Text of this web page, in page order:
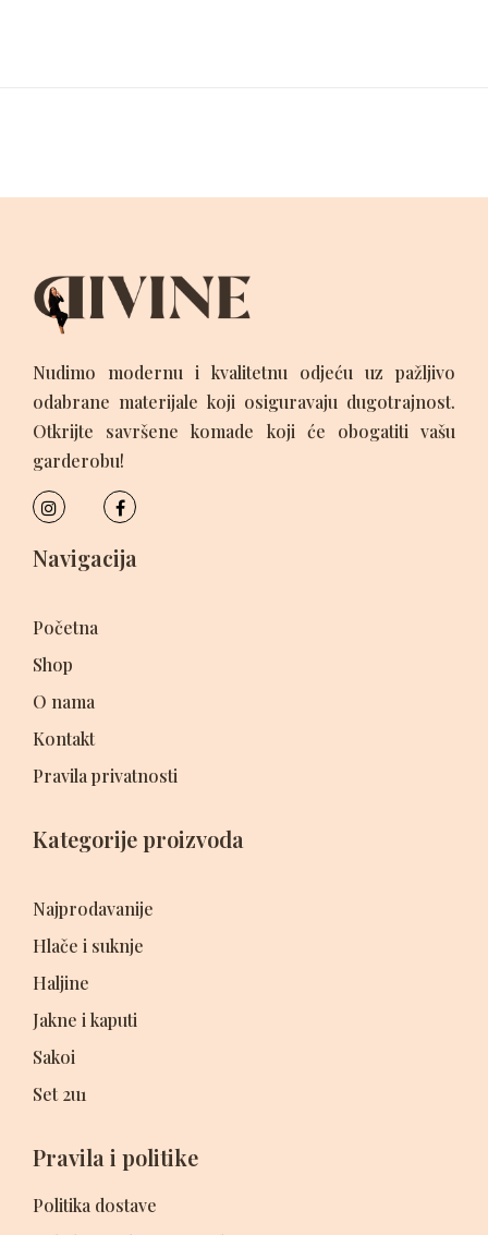
Nudimo modernu i kvalitetnu odjeću uz pažljivo
odabrane materijale koji osiguravaju dugotrajnost.
Otkrijte savršene komade koji će obogatiti vašu
garderobu!
Navigacija
Početna
Shop
O nama
Kontakt
Pravila privatnosti
Kategorije proizvoda
Najprodavanije
Hlače i suknje
Haljine
Jakne i kaputi
Sakoi
Set 2u1
Pravila i politike
Politika dostave